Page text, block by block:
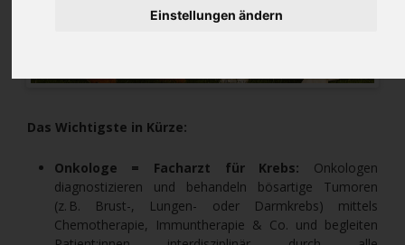
Einstellungen ändern
Das Wichtigste in Kürze:
Onkologe = Facharzt für Krebs: Onkologen
diagnostizieren und behandeln bösartige Tumoren
(z. B. Brust-, Lungen- oder Darmkrebs) mittels
Chemotherapie, Immuntherapie & Co. und begleiten